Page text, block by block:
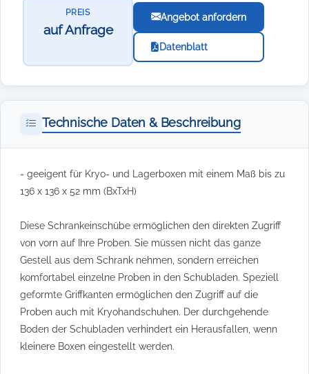
PREIS
auf Anfrage
Angebot anfordern
Datenblatt
Technische Daten & Beschreibung
- geeigent für Kryo- und Lagerboxen mit einem Maß bis zu
136 x 136 x 52 mm (BxTxH)
Diese Schrankeinschübe ermöglichen den direkten Zugriff
von vorn auf Ihre Proben. Sie müssen nicht das ganze
Gestell aus dem Schrank nehmen, sondern erreichen
komfortabel einzelne Proben in den Schubladen. Speziell
geformte Griffkanten ermöglichen den Zugriff auf die
Proben auch mit Kryohandschuhen. Der durchgehende
Boden der Schubladen verhindert ein Herausfallen, wenn
kleinere Boxen eingestellt werden.